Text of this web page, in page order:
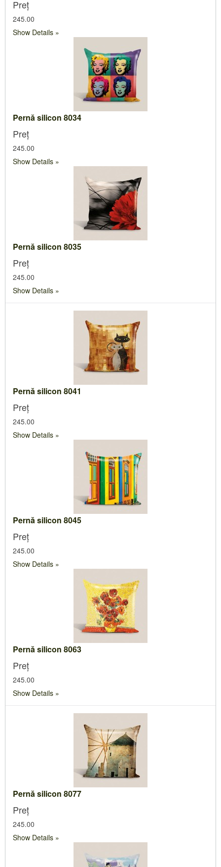
Preț
245.00
Show Details
Pernă silicon 8034
Preț
245.00
Show Details
Pernă silicon 8035
Preț
245.00
Show Details
Pernă silicon 8041
Preț
245.00
Show Details
Pernă silicon 8045
Preț
245.00
Show Details
Pernă silicon 8063
Preț
245.00
Show Details
Pernă silicon 8077
Preț
245.00
Show Details